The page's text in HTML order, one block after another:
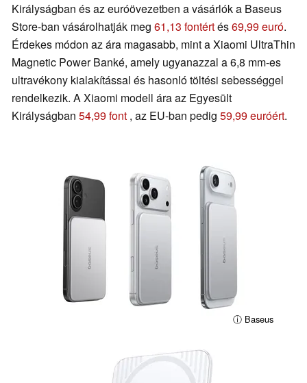
Királyságban és az euróövezetben a vásárlók a Baseus
Store-ban vásárolhatják meg 61,13 fontértés69,99 euró.
Érdekes módon az ára magasabb, mint a Xiaomi UltraThin
Magnetic Power Banké, amely ugyanazzal a 6,8 mm-es
ultravékony kialakítással és hasonló töltési sebességgel
rendelkezik. A Xiaomi modell ára az Egyesült
Királyságban 54,99 font , az EU-ban pedig 59,99 euróért.
ⓘ Baseus